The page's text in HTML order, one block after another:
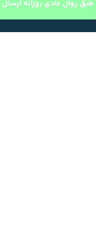
روال عادی روزانه ارسال